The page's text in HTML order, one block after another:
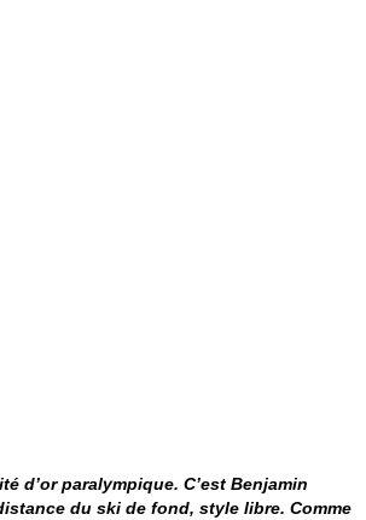
d’or paralympique. C’est Benjamin
du ski de fond, style libre. Comme